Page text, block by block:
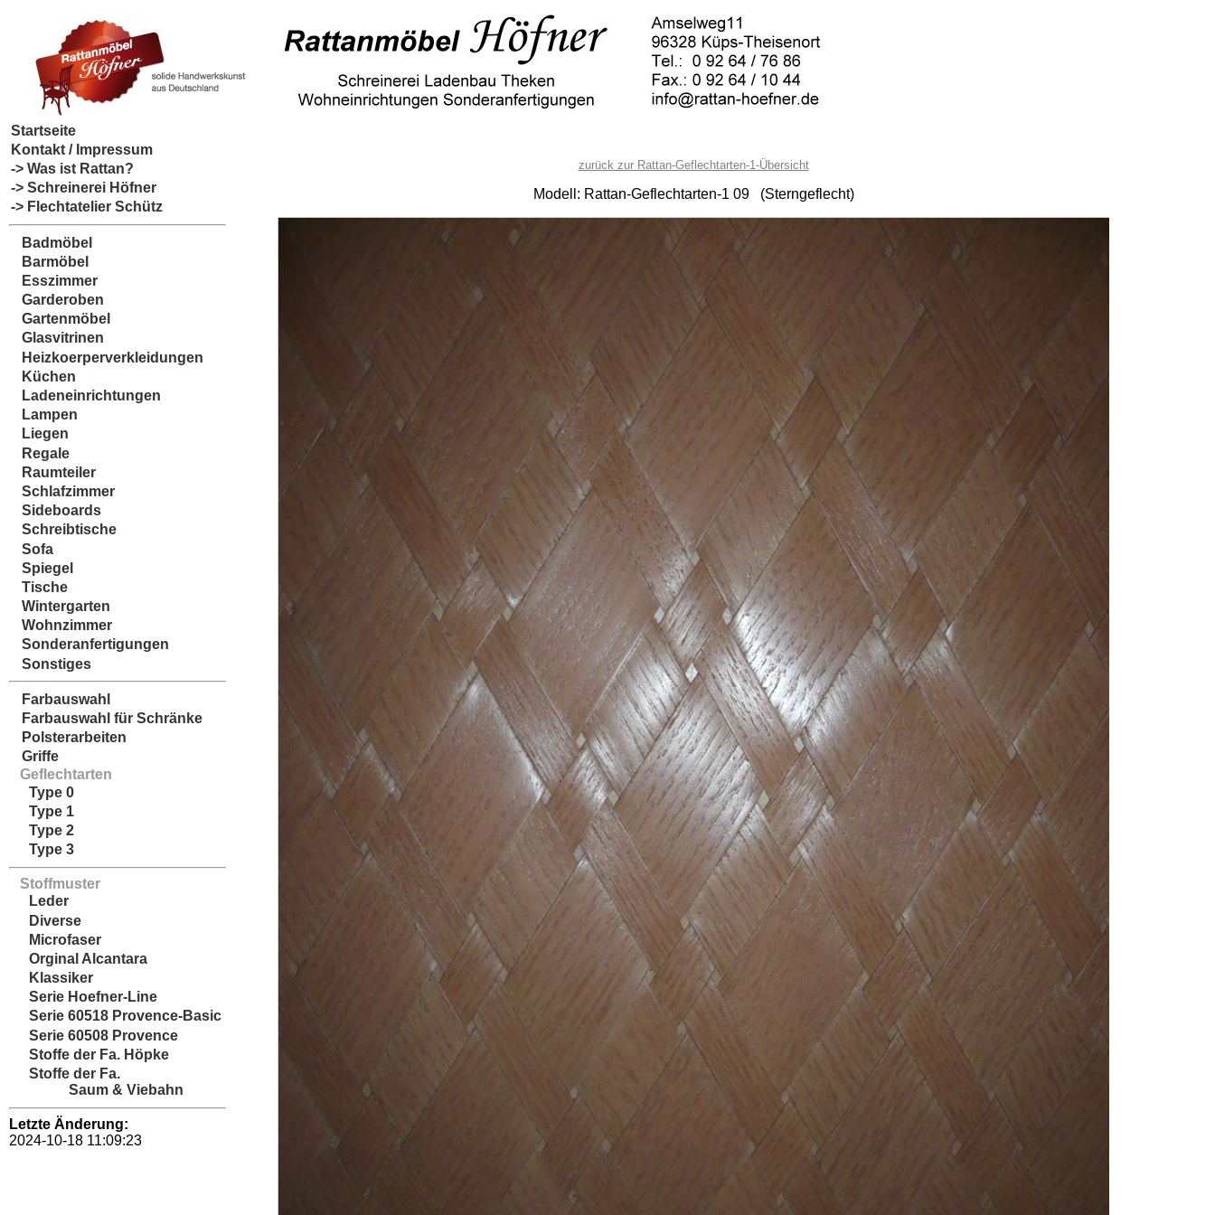
Startseite
Kontakt / Impressum
-> Was ist Rattan?
-> Schreinerei Höfner
-> Flechtatelier Schütz
Badmöbel
Barmöbel
Esszimmer
Garderoben
Gartenmöbel
Glasvitrinen
Heizkoerperverkleidungen
Küchen
Ladeneinrichtungen
Lampen
Liegen
Regale
Raumteiler
Schlafzimmer
Sideboards
Schreibtische
Sofa
Spiegel
Tische
Wintergarten
Wohnzimmer
Sonderanfertigungen
Sonstiges
Farbauswahl
Farbauswahl für Schränke
Polsterarbeiten
Griffe
Geflechtarten
Type 0
Type 1
Type 2
Type 3
Stoffmuster
Leder
Diverse
Microfaser
Orginal Alcantara
Klassiker
Serie Hoefner-Line
Serie 60518 Provence-Basic
Serie 60508 Provence
Stoffe der Fa. Höpke
Stoffe der Fa.
Saum & Viebahn
Letzte Änderung:
2024-10-18 11:09:23
zurück zur Rattan-Geflechtarten-1-Übersicht
Modell: Rattan-Geflechtarten-1 09 (Sterngeflecht)